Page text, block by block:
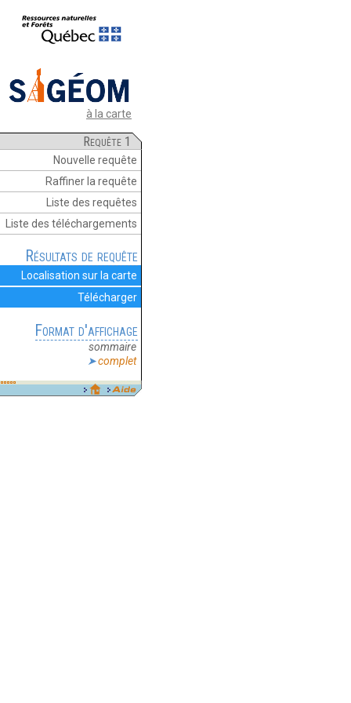
à la carte
Requête 1
Nouvelle requête
Raffiner la requête
Liste des requêtes
Liste des téléchargements
Résultats de requête
Localisation sur la carte
Télécharger
Format d'affichage
sommaire
complet